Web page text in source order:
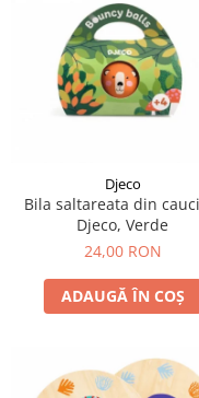
LEGO Jurassic World
LEGO Sonic the
LEGO Wicked
LEGO Animal Crossing
LEGO Creator Expert
LEGO Architecture
LEGO Ideas
LEGO Speed Champions
Djeco
Bila saltareata din
Djeco, Verde
24,00 RON
ADAUGĂ ÎN COȘ